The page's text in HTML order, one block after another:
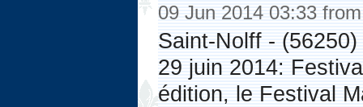
09 Jun 2014 03:33
Saint-Nolff -
29 juin 2014:
édition, le Festival